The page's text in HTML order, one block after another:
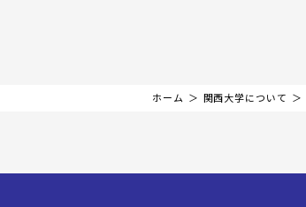
ホーム 関西大学について